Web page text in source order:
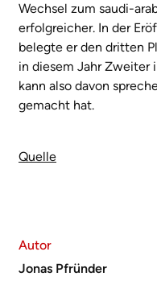
Wechsel zum saudi-
erfolgreicher. In der
belegte er den dritten
in diesem Jahr Zweiter
kann also davon
gemacht hat.
Quelle
Autor
Jonas Pfründer